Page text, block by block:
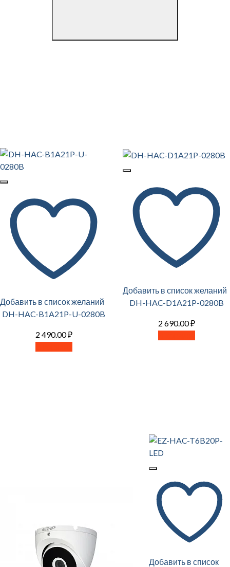
Добавить в список желаний
DH-HAC-B1A21P-U-0280B
2 490.00₽
Добавить в список желаний
DH-HAC-D1A21P-0280B
2 690.00₽
Добавить в список